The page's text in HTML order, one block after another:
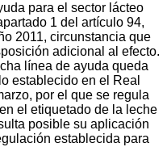
para el sector lácteo
1 del artículo 94,
2011, circunstancia que
adicional al efecto.
línea de ayuda queda
establecido en el Real
por el que se regula
el etiquetado de la leche
posible su aplicación
establecida para